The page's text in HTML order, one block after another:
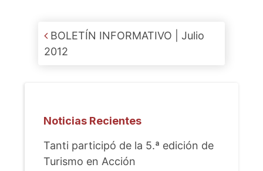
Post navigation
BOLETÍN INFORMATIVO | Julio
2012
Noticias Recientes
Tanti participó de la 5.ª edición de
Turismo en Acción